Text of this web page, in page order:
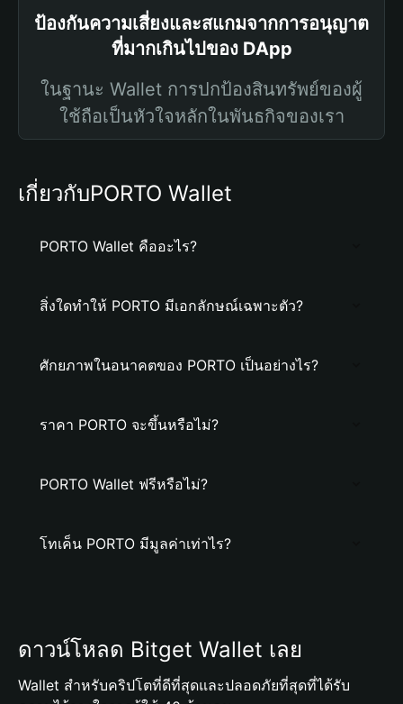
ป้องกันความเสี่ยงและสแกมจากการอนุญาต
ที่มากเกินไปของ DApp
ในฐานะ Wallet การปกป้องสินทรัพย์ของผู้
ใช้ถือเป็นหัวใจหลักในพันธกิจของเรา
เกี่ยวกับPORTO Wallet
PORTO Wallet คืออะไร?
สิ่งใดทำให้ PORTO มีเอกลักษณ์เฉพาะตัว?
ศักยภาพในอนาคตของ PORTO เป็นอย่างไร?
ราคา PORTO จะขึ้นหรือไม่?
PORTO Wallet ฟรีหรือไม่?
โทเค็น PORTO มีมูลค่าเท่าไร?
ดาวน์โหลด Bitget Wallet เลย
Wallet สำหรับคริปโตที่ดีที่สุดและปลอดภัยที่สุดที่ได้รับ